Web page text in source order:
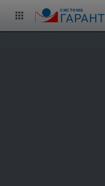
cистема
ГАРАНТ